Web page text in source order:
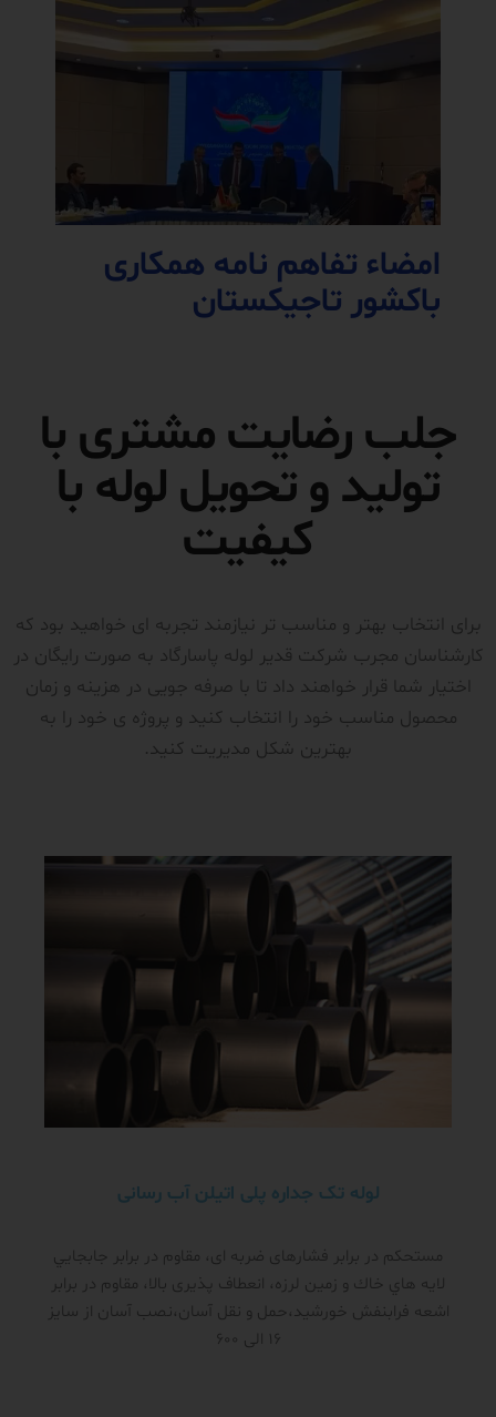
امضاء تفاهم نامه همکاری
باکشور تاجیکستان
جلب رضایت مشتری با
تولید و تحویل لوله با
کیفیت
برای انتخاب بهتر و مناسب تر نیازمند تجربه ای خواهید بود که
کارشناسان مجرب شرکت قدیر لوله پاسارگاد به صورت رایگان در
اختیار شما قرار خواهند داد تا با صرفه جویی در هزینه و زمان
محصول مناسب خود را انتخاب کنید و پروژه ی خود را به
بهترین شکل مدیریت کنید.
لوله تک جداره پلی اتیلن آب رسانی
مستحکم در برابر فشار‌های ضربه ای، مقاوم در برابر جابجايي
لايه هاي خاك و زمين لرزه، انعطاف پذیری بالا، مقاوم در برابر
اشعه فرابنفش خورشید،حمل و نقل آسان،نصب آسان از سایز
16 الی 600